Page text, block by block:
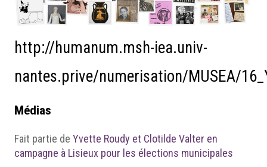
http://humanum.msh-iea.univ-
nantes.prive/numerisation/MUSEA/
Médias
Fait partie de Yvette Roudy et Clotilde Valter en
campagne à Lisieux pour les élections municipales